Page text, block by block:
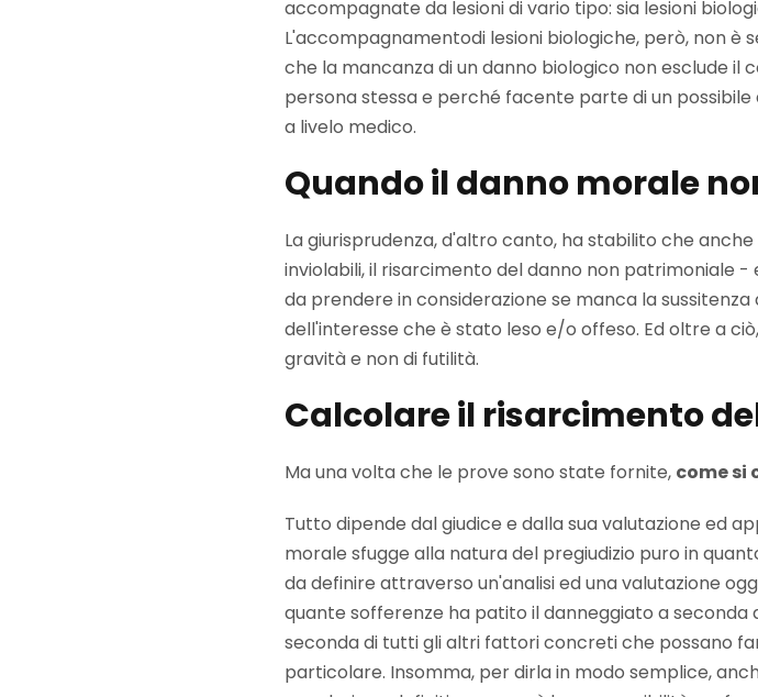
accompagnate da lesioni di vario tipo: sia lesioni
L'accompagnamentodi lesioni biologiche, però, non è
che la mancanza di un danno biologico non esclude
persona stessa e perché facente parte di un
a livelo medico.
Quando il danno morale
La giurisprudenza, d'altro canto, ha stabilito che
inviolabili, il risarcimento del danno non patrimoniale
da prendere in considerazione se manca la
dell'interesse che è stato leso e/o offeso. Ed oltre a
gravità e non di futilità.
Calcolare il risarcimento
Ma una volta che le prove sono state fornite, come si
Tutto dipende dal giudice e dalla sua valutazione ed
morale sfugge alla natura del pregiudizio puro in
da definire attraverso un'analisi ed una valutazione
quante sofferenze ha patito il danneggiato a
seconda di tutti gli altri fattori concreti che possano
particolare. Insomma, per dirla in modo semplice,